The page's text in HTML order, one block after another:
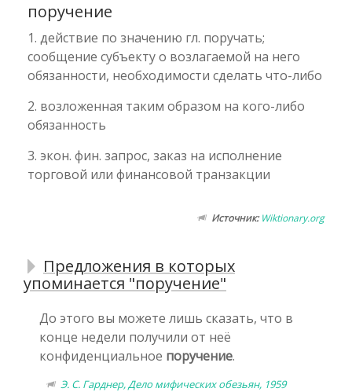
поручение
1. действие по значению гл. поручать;
сообщение субъекту о возлагаемой на него
обязанности, необходимости сделать что-либо
2. возложенная таким образом на кого-либо
обязанность
3. экон. фин. запрос, заказ на исполнение
торговой или финансовой транзакции
Источник: Wiktionary.org
Предложения в которых
упоминается "поручение"
До этого вы можете лишь сказать, что в
конце недели получили от неё
конфиденциальное поручение.
Э. С. Гарднер, Дело мифических обезьян, 1959